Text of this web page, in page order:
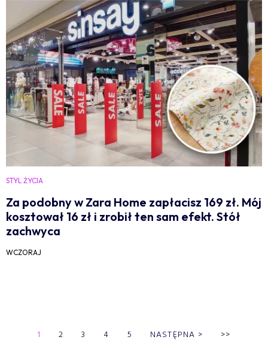
STYL ŻYCIA
Za podobny w Zara Home zapłacisz 169 zł. Mój
kosztował 16 zł i zrobił ten sam efekt. Stół
zachwyca
WCZORAJ
1 2 3 4 5 NASTĘPNA > >>